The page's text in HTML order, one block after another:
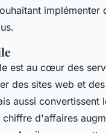
implémenter
est au cœur des
des sites web et
aussi convertissent
d'affaires